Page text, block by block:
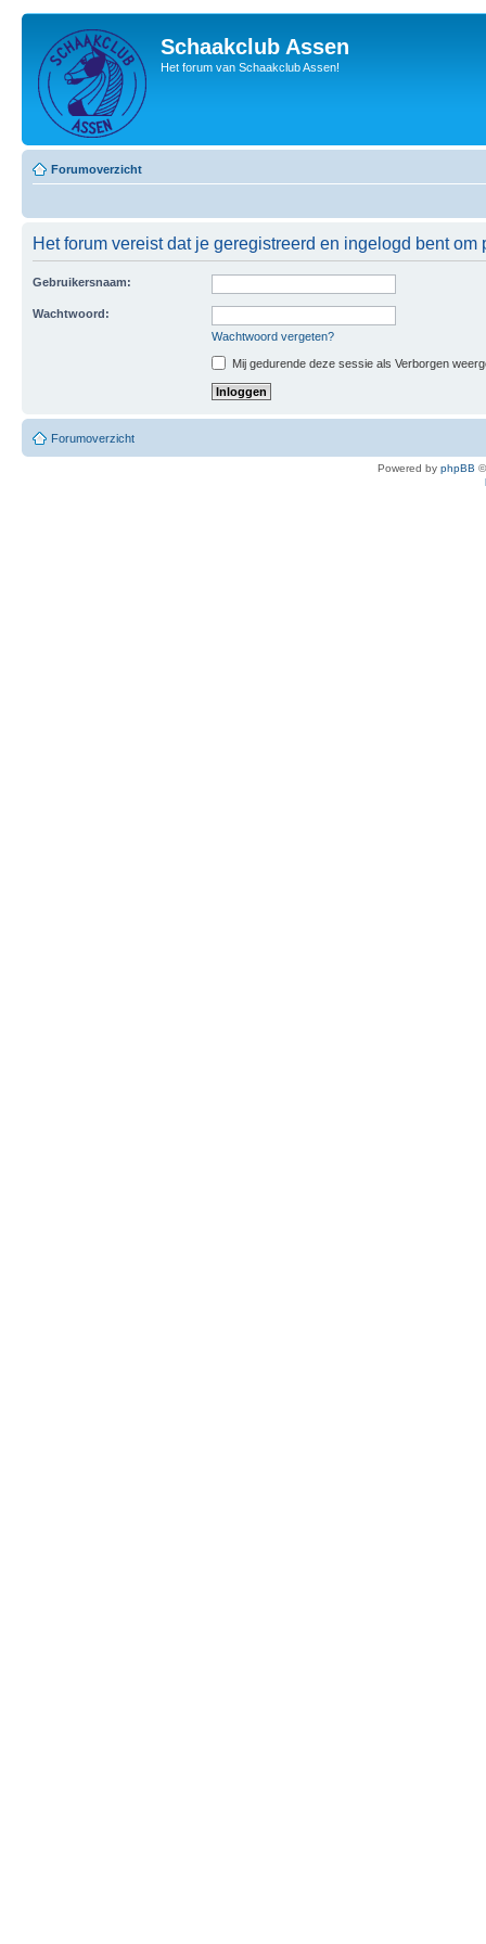
Schaakclub Assen
Het forum van Schaakclub Assen!
Forumoverzicht
Het forum vereist dat je geregistreerd en ingelogd bent om
Gebruikersnaam:
Wachtwoord:
Wachtwoord vergeten?
Mij gedurende deze sessie als Verborgen
Forumoverzicht
Powered by phpBB